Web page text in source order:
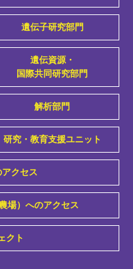
遺伝子研究部門
遺伝資源・
国際共同研究部門
解析部門
研究・教育支援ユニット
クセス
場）へのアクセス
クト